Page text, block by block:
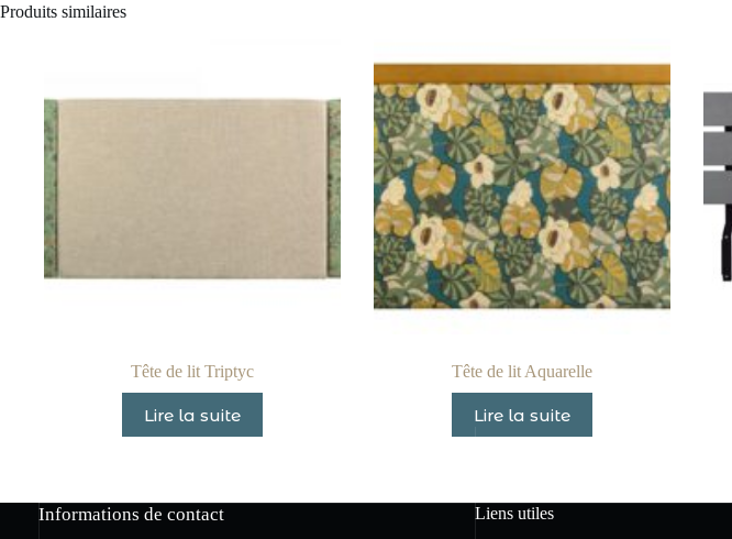
Produits similaires
Tête de lit Triptyc
Lire la suite
Tête de lit Aquarelle
Lire la suite
Informations de contact
Liens utiles